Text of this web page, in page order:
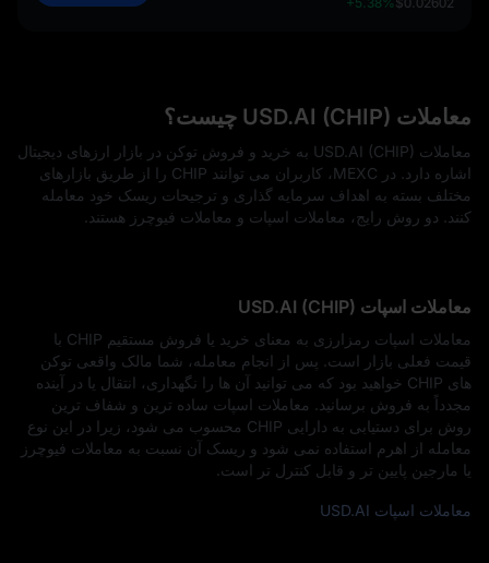
معاملات USD.AI (CHIP) چیست؟
معاملات USD.AI (CHIP) به خرید و فروش توکن در بازار ارزهای دیجیتال
اشاره دارد. در MEXC، کاربران می‌ توانند CHIP را از طریق بازارهای
مختلف بسته به اهداف سرمایه‌ گذاری و ترجیحات ریسک خود معامله
کنند. دو روش رایج، معاملات اسپات و معاملات فیوچرز هستند.
معاملات اسپات USD.AI (CHIP)
معاملات اسپات رمزارزی به معنای خرید یا فروش مستقیم CHIP با
قیمت فعلی بازار است. پس از انجام معامله، شما مالک واقعی توکن‌
های CHIP خواهید بود که می‌ توانید آن‌ ها را نگهداری، انتقال یا در آینده
مجدداً به فروش برسانید. معاملات اسپات ساده‌ ترین و شفاف‌ ترین
روش برای دستیابی به دارایی CHIP محسوب می‌ شود، زیرا در این نوع
معامله از اهرم استفاده نمی‌ شود و ریسک آن نسبت به معاملات فیوچرز
یا مارجین پایین‌ تر و قابل‌ کنترل‌ تر است.
معاملات اسپات USD.AI